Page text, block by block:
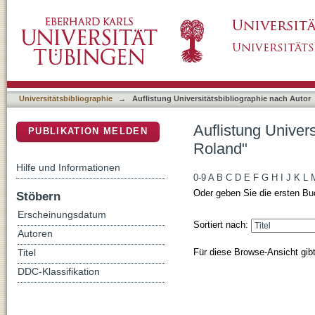
Universitätsbibliographie → Auflistung Universitätsbibliographie nach Autor
Auflistung
Roland"
0-9 A B C D E F G H J K L
Oder geben Sie die ersten
Sortiert nach:
Für diese Browse-Ansicht
PUBLIKATION MELDEN
Hilfe und Informationen
Stöbern
Erscheinungsdatum
Autoren
Titel
DDC-Klassifikation